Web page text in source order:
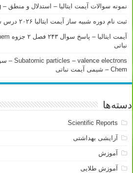
نمونه سوالات آیمت ایتالیا – استدلال و منطق – Logical reasoning – پارت ۵
ثبت نام دوره شبیه ساز آیمت ایتالیا ۲۰۲۶ درس شیمی IMAT استاد نباتی
نباتی
Chem – شیمی آیمت نباتی
دسته‌ها
Scientific Reports
آرایشی بهداشتی
آموزش
آموزش طلایی